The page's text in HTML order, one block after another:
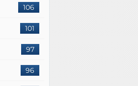
106
101
97
96